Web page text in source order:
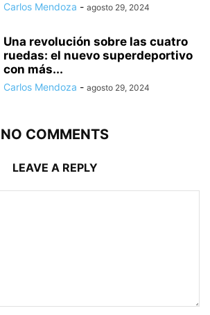
Carlos Mendoza - agosto 29, 2024
Una revolución sobre las cuatro
ruedas: el nuevo superdeportivo
con más...
Carlos Mendoza - agosto 29, 2024
NO COMMENTS
LEAVE A REPLY